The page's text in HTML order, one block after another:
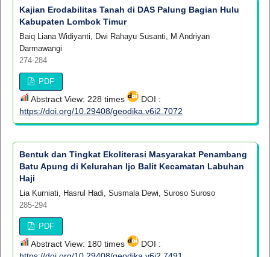
Kajian Erodabilitas Tanah di DAS Palung Bagian Hulu
Kabupaten Lombok Timur
Baiq Liana Widiyanti, Dwi Rahayu Susanti, M Andriyan
Darmawangi
274-284
PDF
Abstract View: 228 times
DOI :
https://doi.org/10.29408/geodika.v6i2.7072
Bentuk dan Tingkat Ekoliterasi Masyarakat Penambang
Batu Apung di Kelurahan Ijo Balit Kecamatan Labuhan
Haji
Lia Kurniati, Hasrul Hadi, Susmala Dewi, Suroso Suroso
285-294
PDF
Abstract View: 180 times
DOI :